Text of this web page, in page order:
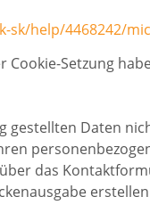
help/4468242/
Cookie-Setzung
gestellten Daten
das